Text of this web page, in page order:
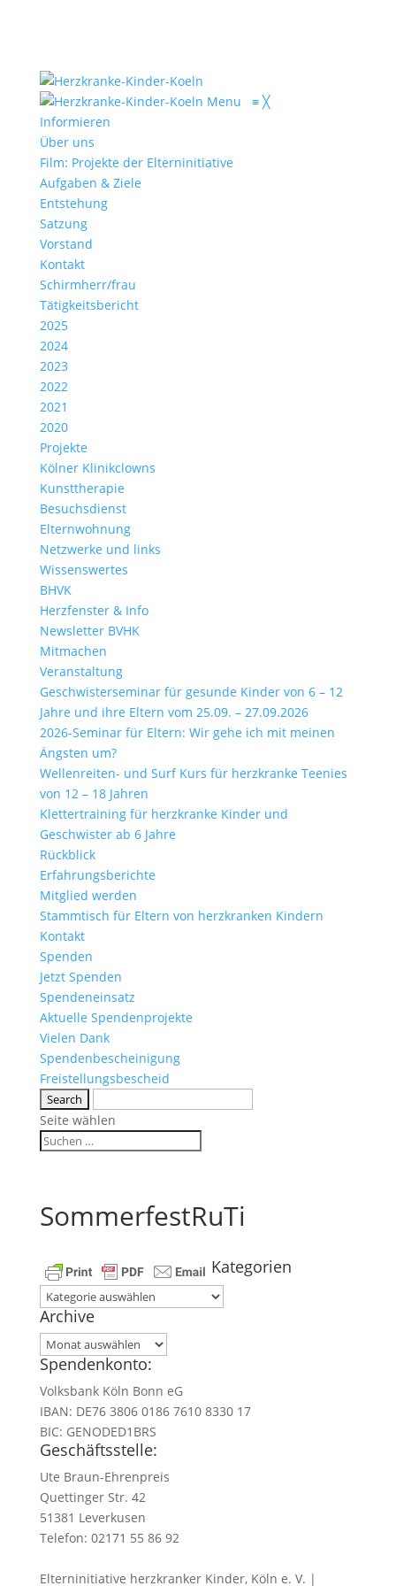
Menu ≡ ╳
Informieren
Über uns
Film: Projekte der Elterninitiative
Aufgaben & Ziele
Entstehung
Satzung
Vorstand
Kontakt
Schirmherr/frau
Tätigkeitsbericht
2025
2024
2023
2022
2021
2020
Projekte
Kölner Klinikclowns
Kunsttherapie
Besuchsdienst
Elternwohnung
Netzwerke und links
Wissenswertes
BHVK
Herzfenster & Info
Newsletter BVHK
Mitmachen
Veranstaltung
Geschwisterseminar für gesunde Kinder von 6 – 12
Jahre und ihre Eltern vom 25.09. – 27.09.2026
2026-Seminar für Eltern: Wir gehe ich mit meinen
Ängsten um?
Wellenreiten- und Surf Kurs für herzkranke Teenies
von 12 – 18 Jahren
Klettertraining für herzkranke Kinder und
Geschwister ab 6 Jahre
Rückblick
Erfahrungsberichte
Mitglied werden
Stammtisch für Eltern von herzkranken Kindern
Kontakt
Spenden
Jetzt Spenden
Spendeneinsatz
Aktuelle Spendenprojekte
Vielen Dank
Spendenbescheinigung
Freistellungsbescheid
Seite wählen
SommerfestRuTi
Kategorien
Kategorien
Archive
Archive
Spendenkonto:
Volksbank Köln Bonn eG
IBAN: DE76 3806 0186 7610 8330 17
BIC: GENODED1BRS
Geschäftsstelle:
Ute Braun-Ehrenpreis
Quettinger Str. 42
51381 Leverkusen
Telefon: 02171 55 86 92
Elterninitiative herzkranker Kinder, Köln e. V. |